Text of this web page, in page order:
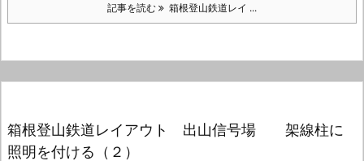
記事を読む 箱根登山鉄道レイ ...
箱根登山鉄道レイアウト 出山信号場 架線柱に
照明を付ける（２）